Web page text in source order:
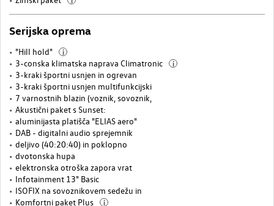
Serijska oprema
"Hill hold" i
3-conska klimatska naprava Climatronic i
3-kraki športni usnjen in ogrevan
3-kraki športni usnjen multifunkcijski
7 varnostnih blazin (voznik, sovoznik,
Akustični paket s Sunset:
aluminijasta platišča "ELIAS aero"
DAB - digitalni audio sprejemnik
deljivo (40:20:40) in poklopno
dvotonska hupa
elektronska otroška zapora vrat
Infotainment 13" Basic
ISOFIX na sovoznikovem sedežu in
Komfortni paket Plus
i